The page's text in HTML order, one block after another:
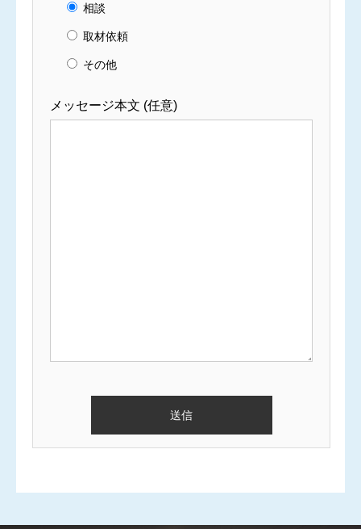
相談
取材依頼
その他
メッセージ本文 (任意)